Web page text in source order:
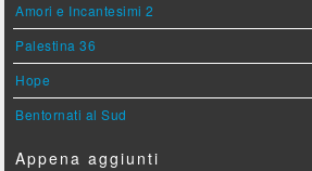
Amori e Incantesimi 2
Palestina 36
Hope
Bentornati al Sud
Appena aggiunti